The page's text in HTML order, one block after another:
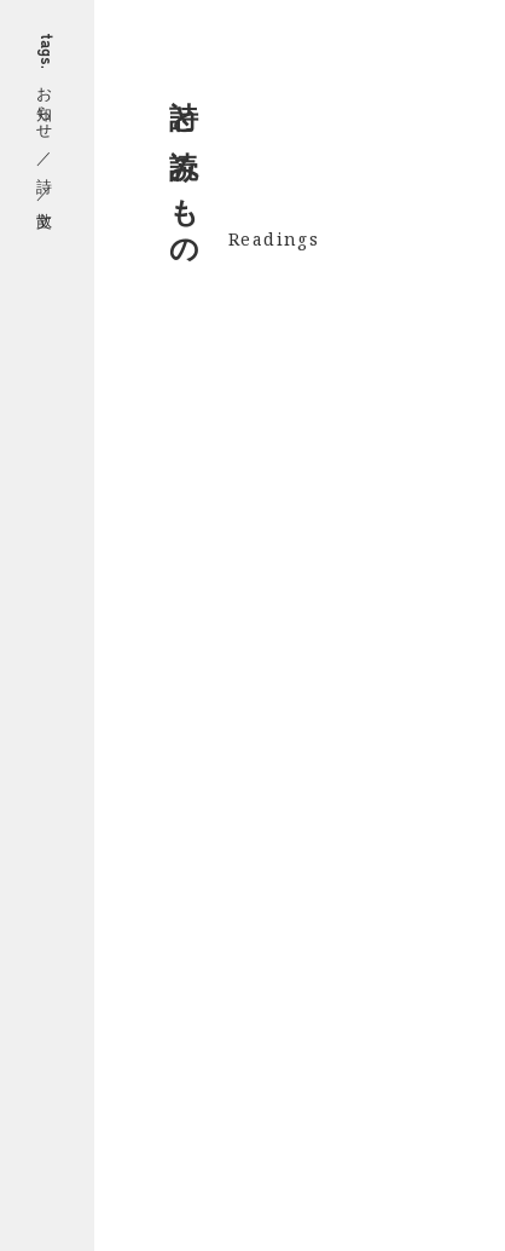
tags.
お知らせ 詩と読みもの Readings